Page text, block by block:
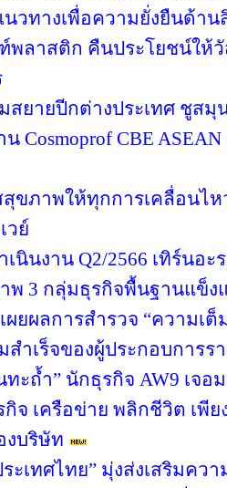
นวทางเพื่อความยั่งยืนด้า
พลาสติก คืนประโยชน์ให้
สยายปีกต่างประเทศ ชูสมุ
Cosmoprof CBE
สุขภาพให้ทุกการเคลื่อนไ
วย์
เนินงาน Q2/2566 เทิร์นอ
พ 3 กลุ่มธุรกิจพื้นฐานแข็ง
ผยผลการสำรวจ “ความเ
ำเร็จของผู้ประกอบการร
ะถ้ำ” นักธุรกิจ AW9 เจ
กิจ เครือข่าย พลิกชีวิต เพี
บริษัท
ระเทศไทย” มุ่งส่งเสริมค